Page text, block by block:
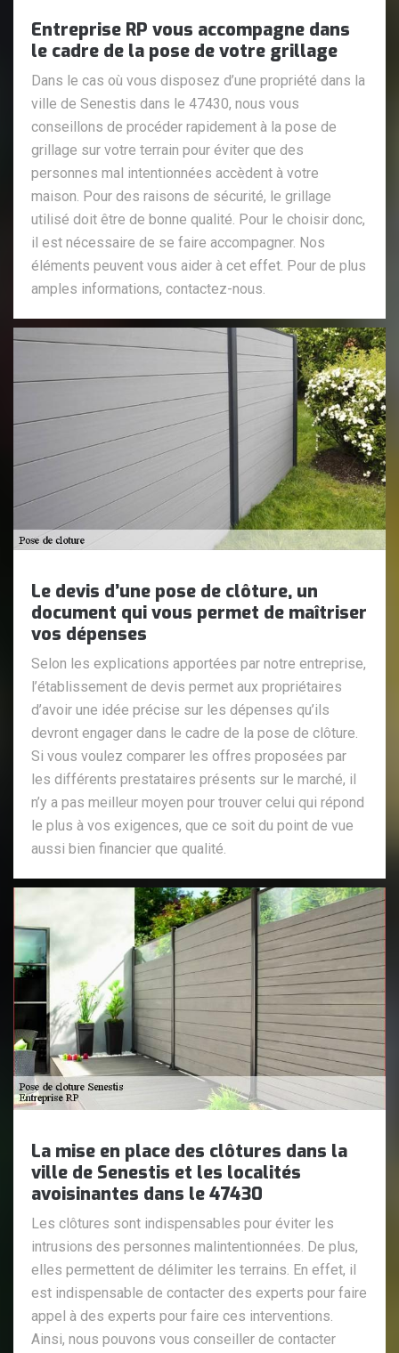
Entreprise RP vous accompagne dans
le cadre de la pose de votre grillage
Dans le cas où vous disposez d’une propriété dans la
ville de Senestis dans le 47430, nous vous
conseillons de procéder rapidement à la pose de
grillage sur votre terrain pour éviter que des
personnes mal intentionnées accèdent à votre
maison. Pour des raisons de sécurité, le grillage
utilisé doit être de bonne qualité. Pour le choisir donc,
il est nécessaire de se faire accompagner. Nos
éléments peuvent vous aider à cet effet. Pour de plus
amples informations, contactez-nous.
Le devis d’une pose de clôture, un
document qui vous permet de maîtriser
vos dépenses
Selon les explications apportées par notre entreprise,
l’établissement de devis permet aux propriétaires
d’avoir une idée précise sur les dépenses qu’ils
devront engager dans le cadre de la pose de clôture.
Si vous voulez comparer les offres proposées par
les différents prestataires présents sur le marché, il
n’y a pas meilleur moyen pour trouver celui qui répond
le plus à vos exigences, que ce soit du point de vue
aussi bien financier que qualité.
La mise en place des clôtures dans la
ville de Senestis et les localités
avoisinantes dans le 47430
Les clôtures sont indispensables pour éviter les
intrusions des personnes malintentionnées. De plus,
elles permettent de délimiter les terrains. En effet, il
est indispensable de contacter des experts pour faire
appel à des experts pour faire ces interventions.
Ainsi, nous pouvons vous conseiller de contacter